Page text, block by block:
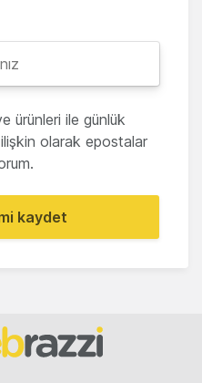
ürünleri ile günlük
olarak epostalar
kaydet